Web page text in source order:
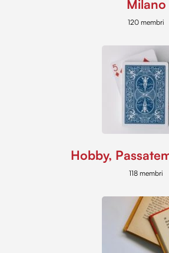
Milano
120 membri
Hobby,
118 membri